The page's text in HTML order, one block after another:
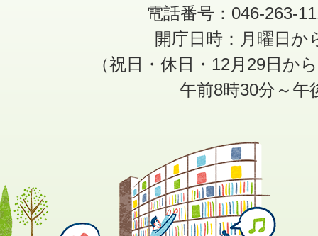
電話番号：046-263-
開庁日時：月曜日か
（祝日・休日・12月29日か
午前8時30分～午